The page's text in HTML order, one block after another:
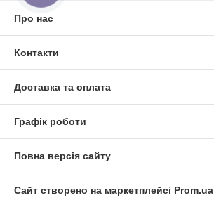
Про нас
Контакти
Доставка та оплата
Графік роботи
Повна версія сайту
Сайт створено на маркетплейсі Prom.ua